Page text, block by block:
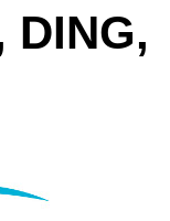
DING,